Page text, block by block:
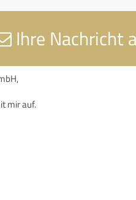
Ihre Nachricht